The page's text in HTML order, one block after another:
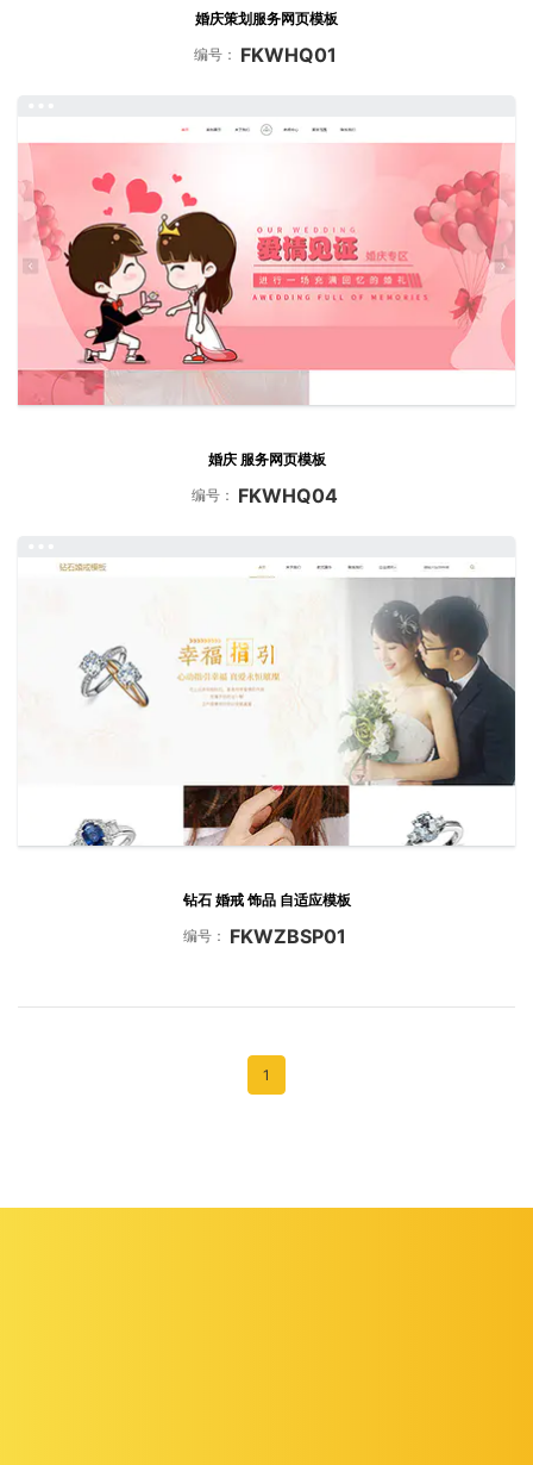
婚庆策划服务网页模板
编号： FKWHQ01
婚庆 服务网页模板
编号： FKWHQ04
钻石 婚戒 饰品 自适应模板
编号： FKWZBSP01
1